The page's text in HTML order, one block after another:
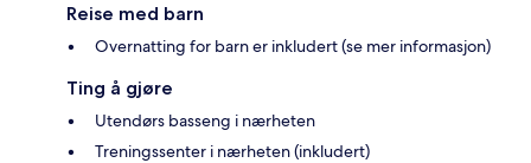
Reise med barn
Overnatting for barn er inkludert (se mer informasjon)
Ting å gjøre
Utendørs basseng i nærheten
Treningssenter i nærheten (inkludert)